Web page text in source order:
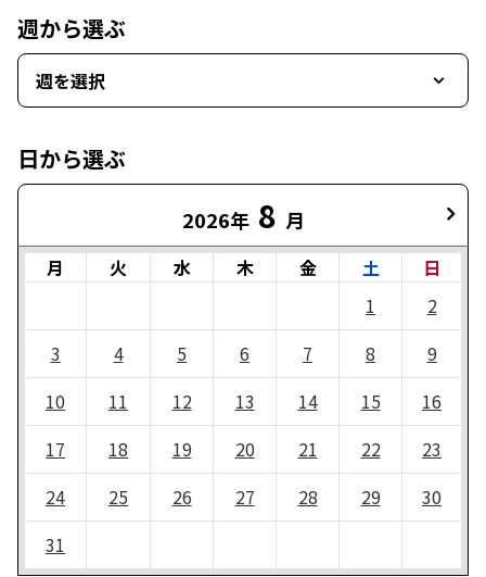
週から選ぶ
週を選択
日から選ぶ
2026年 8 月
月 火 水 木 金 土
日
1
2
3
4 5 6 7 8
9
10
11 12 13 14 15
16
17
18 19 20 21 22
23
24
25 26 27 28 29
30
31